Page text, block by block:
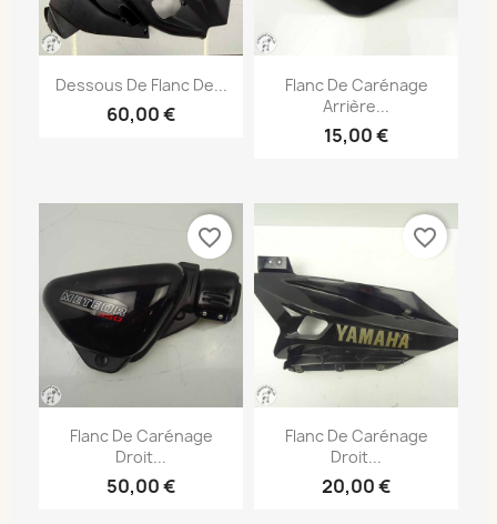
Dessous De Flanc De...
60,00 €
Flanc De Carénage
Arrière...
15,00 €
Flanc De Carénage
Droit...
50,00 €
favorite_border
Flanc De Carénage
Droit...
20,00 €
favorite_border